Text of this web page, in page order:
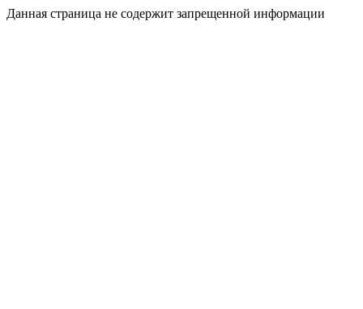
Данная страница не содержит запрещенной информации